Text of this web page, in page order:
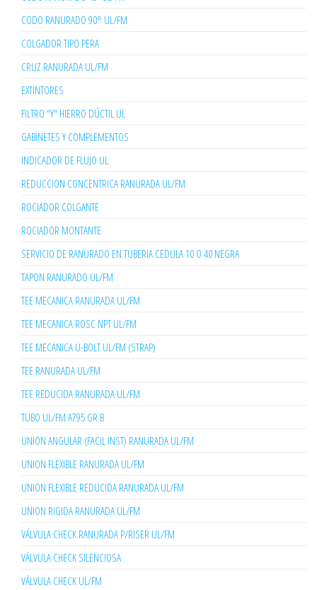
CODO RANURADO 90° UL/FM
COLGADOR TIPO PERA
CRUZ RANURADA UL/FM
EXTINTORES
FILTRO "Y" HIERRO DÚCTIL UL
GABINETES Y COMPLEMENTOS
INDICADOR DE FLUJO UL
REDUCCION CONCENTRICA RANURADA UL/FM
ROCIADOR COLGANTE
ROCIADOR MONTANTE
SERVICIO DE RANURADO EN TUBERIA CEDULA 10 O 40 NEGRA
TAPON RANURADO UL/FM
TEE MECANICA RANURADA UL/FM
TEE MECANICA ROSC NPT UL/FM
TEE MECANICA U-BOLT UL/FM (STRAP)
TEE RANURADA UL/FM
TEE REDUCIDA RANURADA UL/FM
TUBO UL/FM A795 GR B
UNION ANGULAR (FACIL INST) RANURADA UL/FM
UNION FLEXIBLE RANURADA UL/FM
UNION FLEXIBLE REDUCIDA RANURADA UL/FM
UNION RIGIDA RANURADA UL/FM
VÁLVULA CHECK RANURADA P/RISER UL/FM
VÁLVULA CHECK SILENCIOSA
VÁLVULA CHECK UL/FM